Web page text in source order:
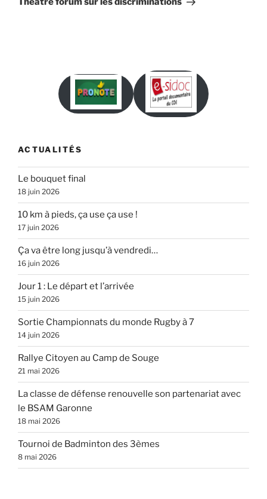
ACTUALITÉS
Le bouquet final
18 juin 2026
10 km à pieds, ça use ça use !
17 juin 2026
Ça va être long jusqu’à vendredi…
16 juin 2026
Jour 1 : Le départ et l’arrivée
15 juin 2026
Sortie Championnats du monde Rugby à 7
14 juin 2026
Rallye Citoyen au Camp de Souge
21 mai 2026
La classe de défense renouvelle son partenariat avec
le BSAM Garonne
18 mai 2026
Tournoi de Badminton des 3èmes
8 mai 2026